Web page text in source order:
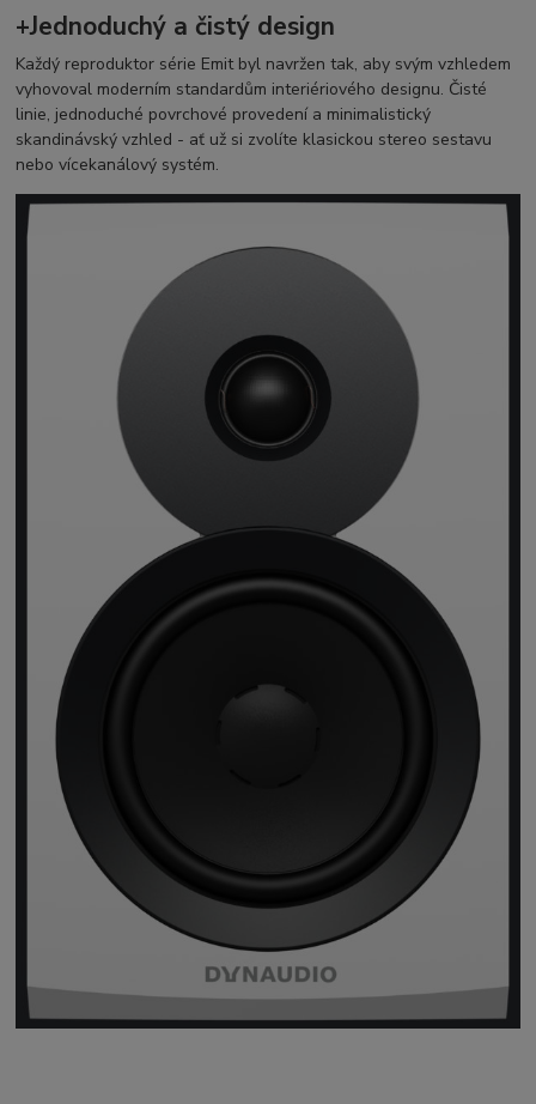
+Jednoduchý a čistý design
Každý reproduktor série Emit byl navržen tak, aby svým vzhledem
vyhovoval moderním standardům interiériového designu. Čisté
linie, jednoduché povrchové provedení a minimalistický
skandinávský vzhled - ať už si zvolíte klasickou stereo sestavu
nebo vícekanálový systém.